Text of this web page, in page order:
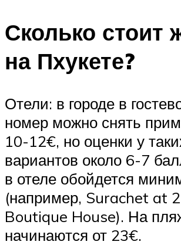
Сколько стоит
на Пхукете?
Отели: в городе в
номер можно снять
10-12€, но оценки у
вариантов около 6-7
в отеле обойдется
(например, Surachet at
Boutique House). На
начинаются от 23€.